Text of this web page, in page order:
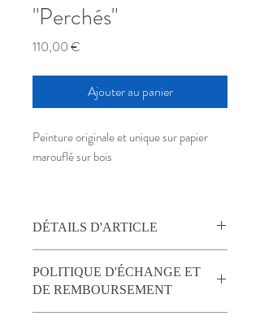
"Perchés"
110,00 €
Ajouter au panier
Peinture originale et unique sur papier
marouflé sur bois
DÉTAILS D'ARTICLE
bois angle arrondi en bas à droite
(signature)
format 10/35 cm
POLITIQUE D'ÉCHANGE ET
DE REMBOURSEMENT